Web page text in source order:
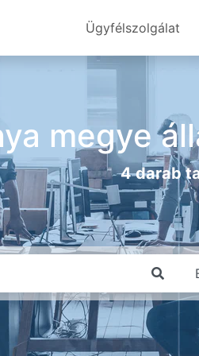
Ügyfélszolgálat
megye
4 darab